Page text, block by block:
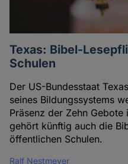
Texas: Bibel-
Schulen
Der US-Bundesstaat
seines Bildungssystems
Präsenz der Zehn
gehört künftig auch die
öffentlichen Schulen.
Ralf Nestmeyer